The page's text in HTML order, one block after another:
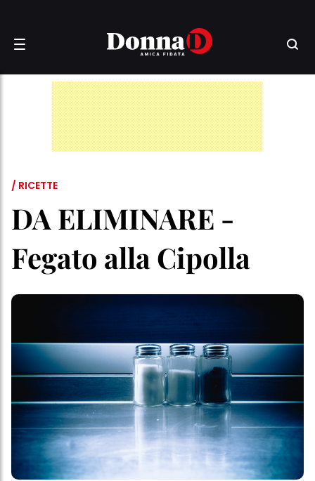
/ RICETTE
DA ELIMINARE -
Fegato alla Cipolla